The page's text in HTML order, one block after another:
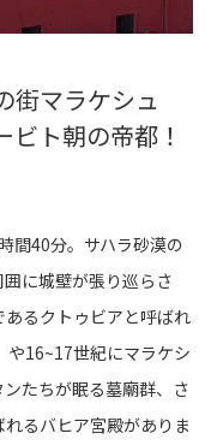
街マラケシュ
ト朝の帝都！
間40分。サハラ砂漠の
に城壁が張り巡らさ
るクトゥビアと呼ばれ
16~17世紀にマラケシ
たちが眠る墓廟群、さ
るバヒア宮殿がありま